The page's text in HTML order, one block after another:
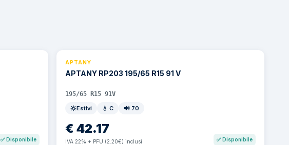
✅Disponibile
APTANY
APTANY RP203 195/65 R15 91 V
195/65 R15 91V
Estivi
💧 C 🔊 70
€ 42.17
IVA 22% + PFU (2.20€) inclusi ✅Disponibile